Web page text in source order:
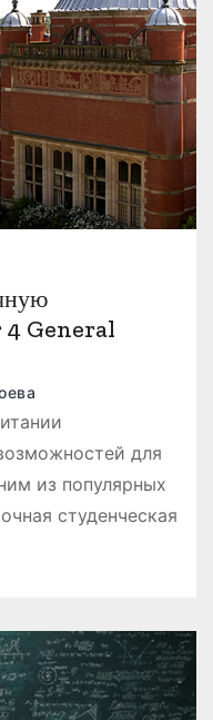
4 General
для
из популярных
студенческая